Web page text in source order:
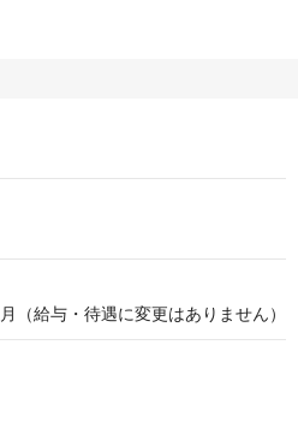
（給与・待遇に変更はありません）